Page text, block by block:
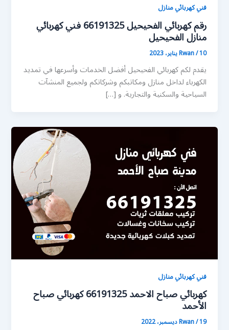
فني كهربائي منازل
رقم كهربائي الفحيحيل 66191325 فني كهربائي
منازل الفحيحيل
Rwan/10 يناير، 2023
يقدم لكم كهربائي الفحيحيل أفضل الخدمات وأسرعها في تمديد
الكهرباء لداخل منازل ومكاتبكم وشركاتكم ولجميع المنشآت
السياحية والسكنية والتجارية. و […]
فني كهربائي منازل
كهربائي صباح الاحمد 66191325 كهربائي صباح
الأحمد
Rwan/19 ديسمبر، 2022